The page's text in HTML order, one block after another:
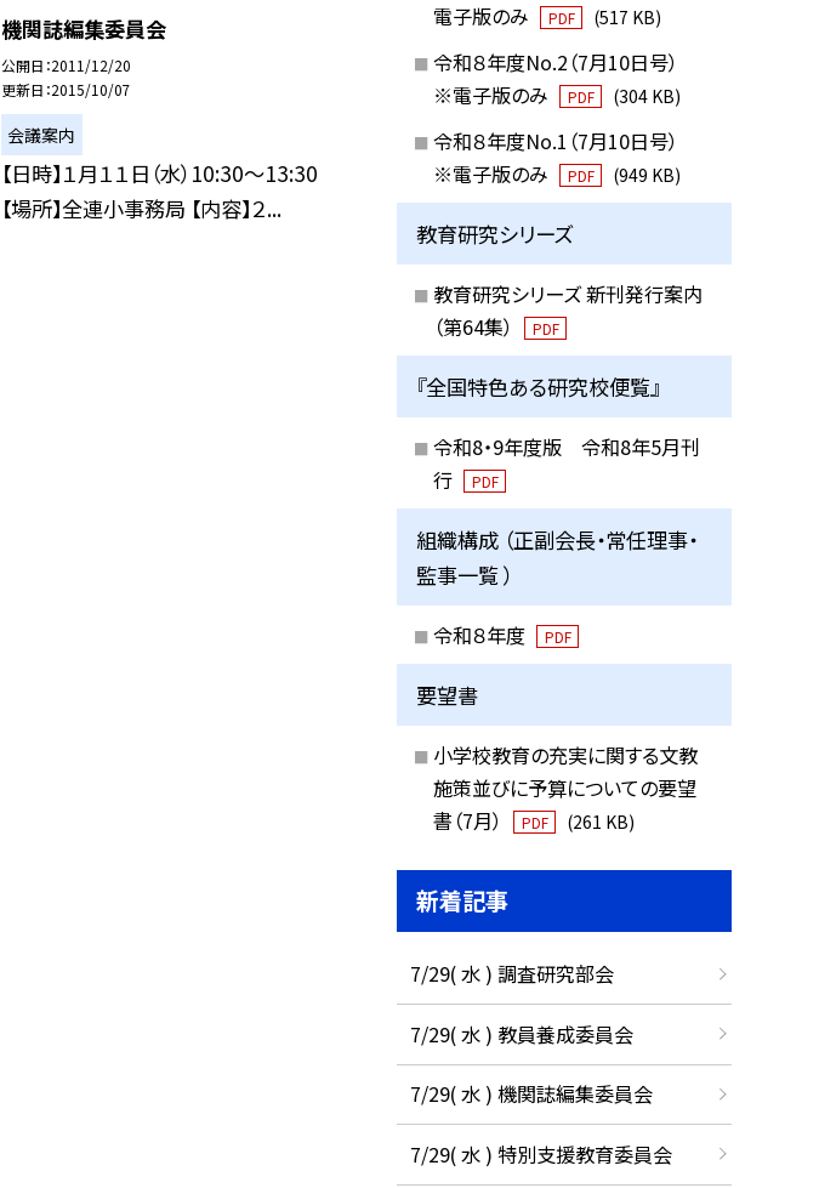
機関誌編集委員会
公開日 2011/12/20
更新日 2015/10/07
会議案内
【日時】１月１１日（水）10:30〜13:30
【場所】全連小事務局 【内容】２...
電子版のみ
PDF (517 KB)
令和８年度No.2（7月10日号）
※電子版のみ
PDF (304 KB)
令和８年度No.1（7月10日号）
※電子版のみ
PDF (949 KB)
教育研究シリーズ
教育研究シリーズ 新刊発行案内
（第64集）
PDF
『全国特色ある研究校便覧』
令和8・9年度版 令和8年5月刊
行
PDF
組織構成 （正副会長・常任理事・
監事一覧 ）
令和８年度 PDF
要望書
小学校教育の充実に関する文教
施策並びに予算についての要望
書（7月）
PDF (261 KB)
新着記事
7/29( 水 ) 調査研究部会
7/29( 水 ) 教員養成委員会
7/29( 水 ) 機関誌編集委員会
7/29( 水 ) 特別支援教育委員会